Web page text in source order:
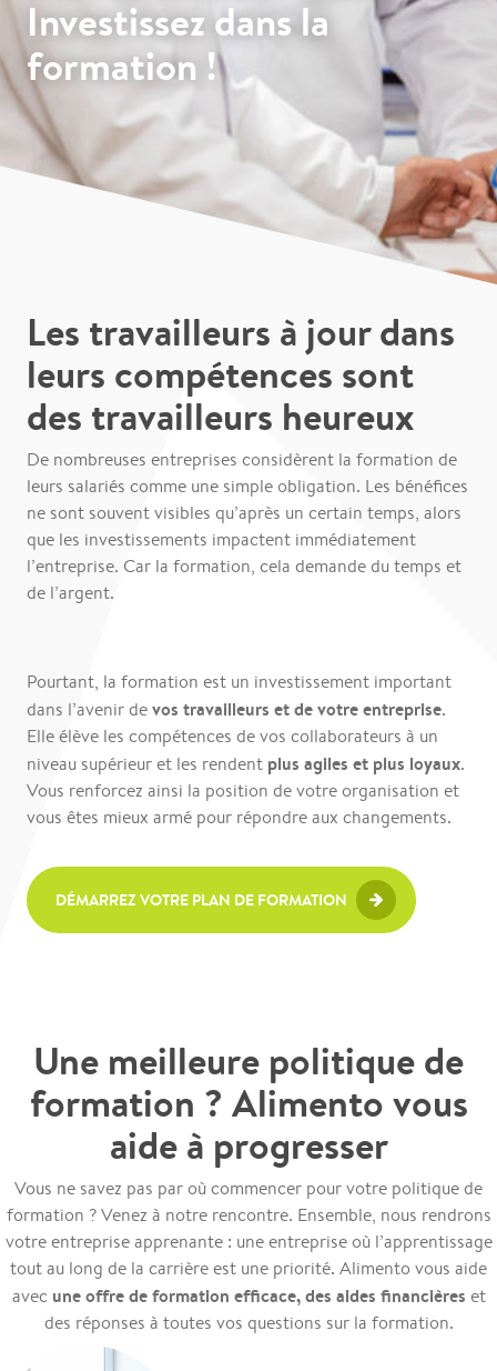
Investissez dans la
formation !
Les travailleurs à jour dans
leurs compétences sont
des travailleurs heureux
De nombreuses entreprises considèrent la formation de
leurs salariés comme une simple obligation. Les bénéfices
ne sont souvent visibles qu’après un certain temps, alors
que les investissements impactent immédiatement
l’entreprise. Car la formation, cela demande du temps et
de l’argent.
Pourtant, la formation est un investissement important
dans l’avenir devos travailleurs et de votre entreprise.
Elle élève les compétences de vos collaborateurs à un
niveau supérieur et les rendent plus agiles et plus loyaux.
Vous renforcez ainsi la position de votre organisation et
vous êtes mieux armé pour répondre aux changements.
DÉMARREZ VOTRE PLAN DE FORMATION
Une meilleure politique de
formation ? Alimento vous
aide à progresser
Vous ne savez pas par où commencer pour votre politique de
formation ? Venez à notre rencontre. Ensemble, nous rendrons
votre entreprise apprenante : une entreprise où l’apprentissage
tout au long de la carrière est une priorité. Alimento vous aide
avec une offre de formation efficace, des aides financières et
des réponses à toutes vos questions sur la formation.